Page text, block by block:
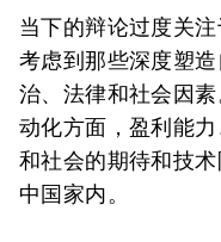
当下的辩论过度关
考虑到那些深度塑
治、法律和社会因
动化方面，盈利能
和社会的期待和技
中国家内。